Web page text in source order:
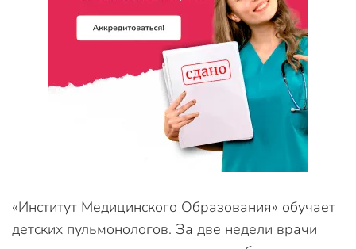
«Институт Медицинского Образования» обучает
детских пульмонологов. За две недели врачи